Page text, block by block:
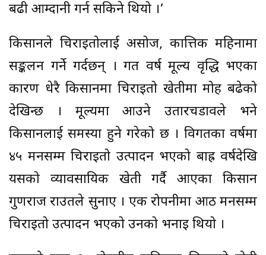
बढी आम्दानी गर्न सकिने थियो ।’
किसानले चिराइतोलाई असोज, कात्तिक महिनामा
सङ्कलन गर्ने गर्दछन् । गत वर्ष मूल्य वृद्धि भएका
कारण धेरै किसानमा चिराइतो खेतीमा मोह बढेको
देखिन्छ । मूल्यमा आउने उतारचडावले भने
किसानलाई समस्या हुने गरेको छ । विगतका वर्षमा
४५ मनसम्म चिराइतो उत्पादन भएको बाह्र वर्षदेखि
यसको व्यावसायिक खेती गर्दै आएका किसान
गुणराज राउतले सुनाए । एक रोपनीमा आठ मनसम्म
चिराइतो उत्पादन भएको उनको भनाइ थियो ।